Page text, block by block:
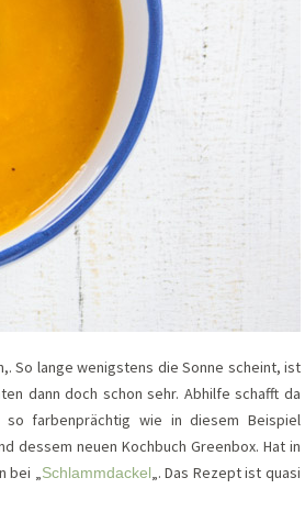
So lange wenigstens die Sonne scheint, ist
dann doch schon sehr. Abhilfe schafft da
farbenprächtig wie in diesem Beispiel
dessem neuen Kochbuch Greenbox. Hat in
bei „Schlammdackel„. Das Rezept ist quasi